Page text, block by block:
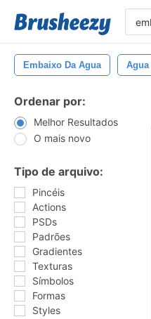
Embaixo Da Agua Agua
Ordenar por:
Melhor Resultados
O mais novo
Tipo de arquivo:
Pincéis
Actions
PSDs
Padrões
Gradientes
Texturas
Símbolos
Formas
Styles